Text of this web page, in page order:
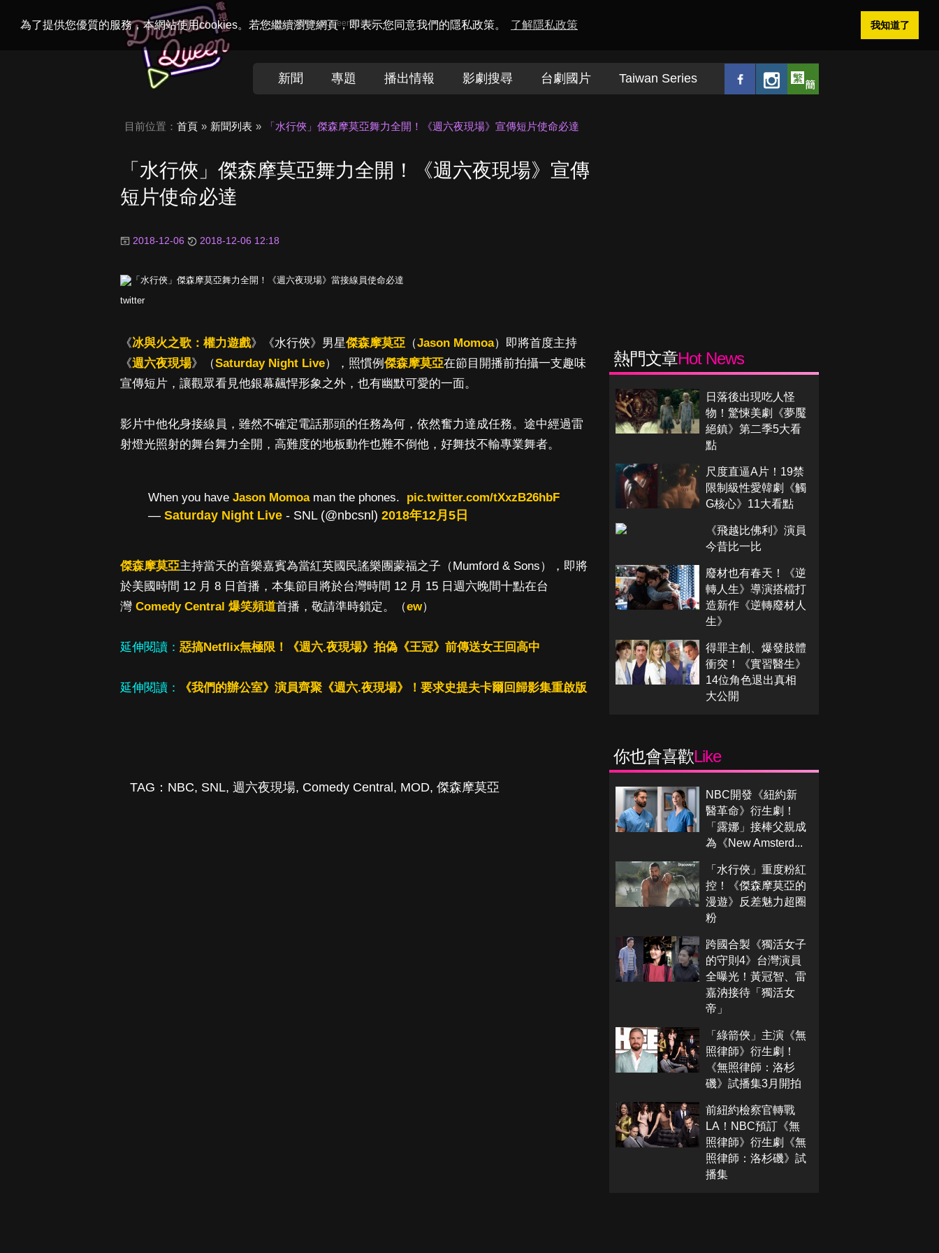
為了提供您優質的服務，本網站使用cookies。若您繼續瀏覽網頁，即表示您同意我們的隱私政策。 了解隱私政策 我知道了
Welcome toDramaQueen電視迷
新聞 專題 播出情報 影劇搜尋 台劇國片 Taiwan Series
目前位置： 首頁 新聞列表 「水行俠」傑森摩莫亞舞力全開！《週六夜現場》宣傳短片使命必達
「水行俠」傑森摩莫亞舞力全開！《週六夜現場》宣傳
短片使命必達
2018-12-06 2018-12-06 12:18
twitter
《冰與火之歌：權力遊戲》《水行俠》男星傑森摩莫亞 （Jason Momoa）即將首度主持
《週六夜現場》（Saturday Night Live），照慣例 傑森摩莫亞在節目開播前拍攝一支趣味
宣傳短片，讓觀眾看見他銀幕飆悍形象之外，也有幽默可愛的一面。
影片中他化身接線員，雖然不確定電話那頭的任務為何，依然奮力達成任務。途中經過雷
射燈光照射的舞台舞力全開，高難度的地板動作也難不倒他，好舞技不輸專業舞者。
When you have Jason Momoaman the phones. pic.twitter.com/tXxzB26hbF
— Saturday Night Live - SNL (@nbcsnl) 2018年12月5日
傑森摩莫亞主持當天的音樂嘉賓為當紅英國民謠樂團蒙福之子（Mumford & Sons），即將
於美國時間 12 月 8 日首播，本集節目將於台灣時間 12 月 15 日週六晚間十點在台
灣 Comedy Central 爆笑頻道首播，敬請準時鎖定。（ew）
延伸閱讀： 惡搞Netflix無極限！《週六.夜現場》拍偽《王冠》前傳送女王回高中
延伸閱讀： 《我們的辦公室》演員齊聚《週六.夜現場》！要求史提夫卡爾回歸影集重啟版
TAG： NBC, SNL, 週六夜現場, Comedy Central , MOD, 傑森摩莫亞
熱門文章Hot News
日落後出現吃人怪
物！驚悚美劇《夢魘
絕鎮》第二季5大看
點
尺度直逼A片！19禁
限制級性愛韓劇《觸
G核心》11大看點
《飛越比佛利》演員
今昔比一比
廢材也有春天！《逆
轉人生》導演搭檔打
造新作《逆轉廢材人
生》
得罪主創、爆發肢體
衝突！《實習醫生》
14位角色退出真相
大公開
你也會喜歡Like
NBC開發《紐約新
醫革命》衍生劇！
「露娜」接棒父親成
為《New Amsterd...
「水行俠」重度粉紅
控！《傑森摩莫亞的
漫遊》反差魅力超圈
粉
跨國合製《獨活女子
的守則4》台灣演員
全曝光！黃冠智、雷
嘉汭接待「獨活女
帝」
「綠箭俠」主演《無
照律師》衍生劇！
《無照律師：洛杉
磯》試播集3月開拍
前紐約檢察官轉戰
LA！NBC預訂《無
照律師》衍生劇《無
照律師：洛杉磯》試
播集